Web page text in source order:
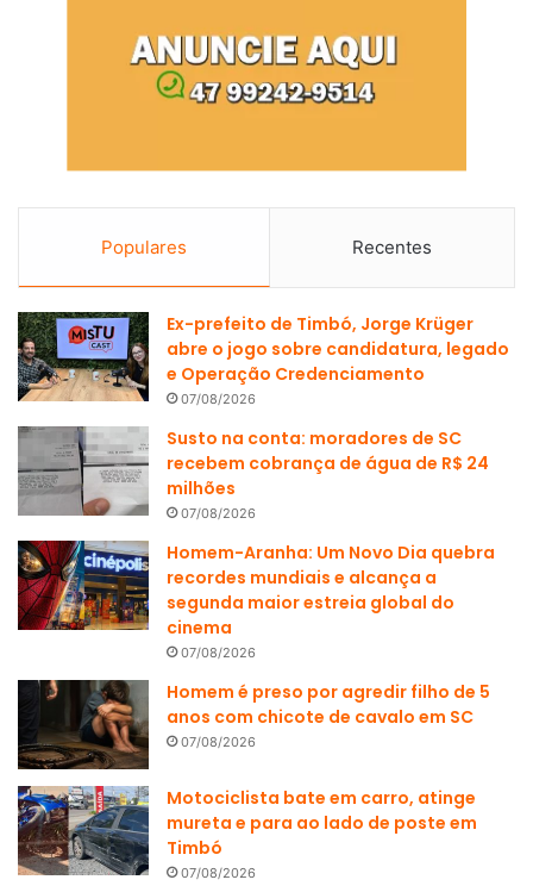
Populares Recentes
Ex-prefeito de Timbó, Jorge Krüger
abre o jogo sobre candidatura, legado
e Operação Credenciamento
07/08/2026
Susto na conta: moradores de SC
recebem cobrança de água de R$ 24
milhões
07/08/2026
Homem-Aranha: Um Novo Dia quebra
recordes mundiais e alcança a
segunda maior estreia global do
cinema
07/08/2026
Homem é preso por agredir filho de 5
anos com chicote de cavalo em SC
07/08/2026
Motociclista bate em carro, atinge
mureta e para ao lado de poste em
Timbó
07/08/2026